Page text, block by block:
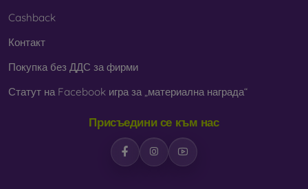
Cashback
Контакт
Покупка без ДДС за фирми
Статут на Facebook игра за „материална награда“
Присъедини се към нас